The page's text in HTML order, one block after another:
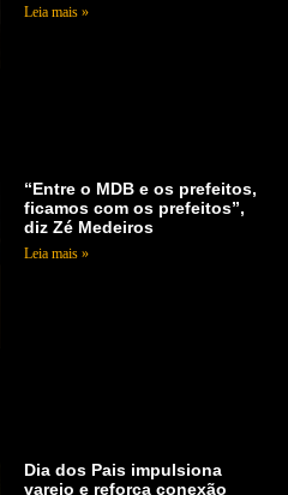
Leia mais »
“Entre o MDB e os prefeitos,
ficamos com os prefeitos”,
diz Zé Medeiros
Leia mais »
Dia dos Pais impulsiona
varejo e reforça conexão